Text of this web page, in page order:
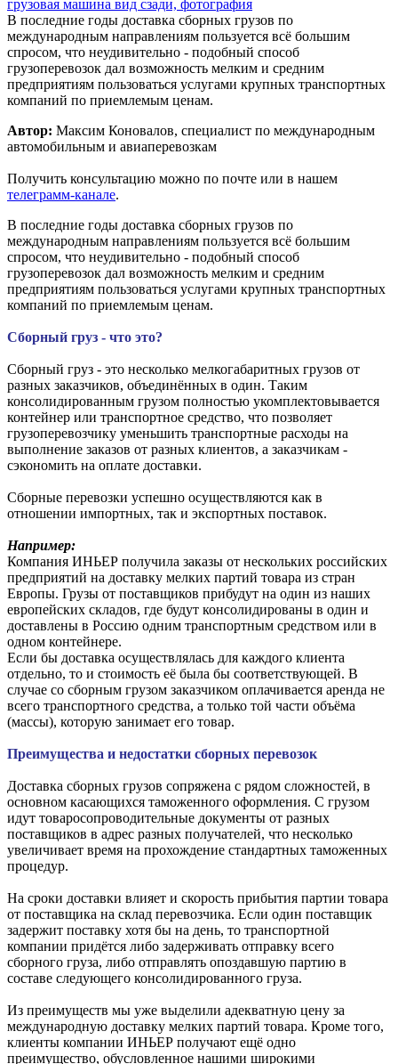
В последние годы доставка сборных грузов по
международным направлениям пользуется всё большим
спросом, что неудивительно - подобный способ
грузоперевозок дал возможность мелким и средним
предприятиям пользоваться услугами крупных транспортных
компаний по приемлемым ценам.
Автор: Максим Коновалов, специалист по международным
автомобильным и авиаперевозкам
Получить консультацию можно по почте или в нашем
телеграмм-канале.
В последние годы доставка сборных грузов по
международным направлениям пользуется всё большим
спросом, что неудивительно - подобный способ
грузоперевозок дал возможность мелким и средним
предприятиям пользоваться услугами крупных транспортных
компаний по приемлемым ценам.
Сборный груз - что это?
Сборный груз - это несколько мелкогабаритных грузов от
разных заказчиков, объединённых в один. Таким
консолидированным грузом полностью укомплектовывается
контейнер или транспортное средство, что позволяет
грузоперевозчику уменьшить транспортные расходы на
выполнение заказов от разных клиентов, а заказчикам -
сэкономить на оплате доставки.
Сборные перевозки успешно осуществляются как в
отношении импортных, так и экспортных поставок.
Например:
Компания ИНЬЕР получила заказы от нескольких российских
предприятий на доставку мелких партий товара из стран
Европы. Грузы от поставщиков прибудут на один из наших
европейских складов, где будут консолидированы в один и
доставлены в Россию одним транспортным средством или в
одном контейнере.
Если бы доставка осуществлялась для каждого клиента
отдельно, то и стоимость её была бы соответствующей. В
случае со сборным грузом заказчиком оплачивается аренда не
всего транспортного средства, а только той части объёма
(массы), которую занимает его товар.
Преимущества и недостатки сборных перевозок
Доставка сборных грузов сопряжена с рядом сложностей, в
основном касающихся таможенного оформления. С грузом
идут товаросопроводительные документы от разных
поставщиков в адрес разных получателей, что несколько
увеличивает время на прохождение стандартных таможенных
процедур.
На сроки доставки влияет и скорость прибытия партии товара
от поставщика на склад перевозчика. Если один поставщик
задержит поставку хотя бы на день, то транспортной
компании придётся либо задерживать отправку всего
сборного груза, либо отправлять опоздавшую партию в
составе следующего консолидированного груза.
Из преимуществ мы уже выделили адекватную цену за
международную доставку мелких партий товара. Кроме того,
клиенты компании ИНЬЕР получают ещё одно
преимущество, обусловленное нашими широкими